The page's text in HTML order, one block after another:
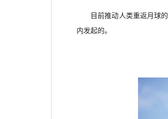
目前推动人类重返月球的
内发起的。